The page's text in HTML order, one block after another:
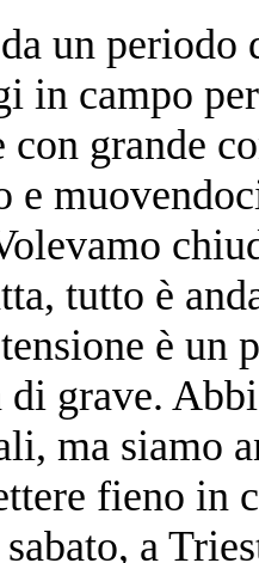
un
in campo
grande
e
tutto è
è un
grave.
ma siamo
fieno in
a